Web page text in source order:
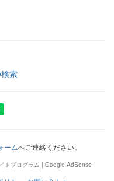
索
ームへご連絡ください。
トプログラム | Google AdSense